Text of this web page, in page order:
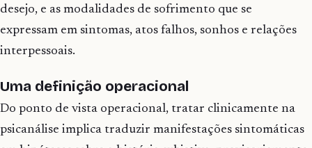
desejo, e as modalidades de sofrimento que se
expressam em sintomas, atos falhos, sonhos e relações
interpessoais.
Uma definição operacional
Do ponto de vista operacional, tratar clinicamente na
psicanálise implica traduzir manifestações sintomáticas